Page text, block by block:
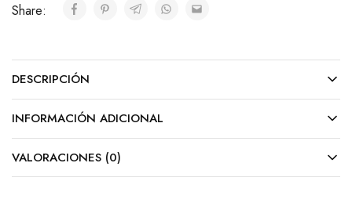
Share:
DESCRIPCIÓN
INFORMACIÓN ADICIONAL
VALORACIONES (0)